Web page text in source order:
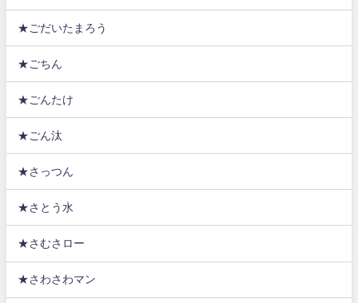
★ごだいたまろう
★ごちん
★ごんたけ
★ごん汰
★さっつん
★さとう水
★さむさロー
★さわさわマン